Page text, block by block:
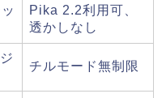
Pika 2.2利用可、
透かしなし
チルモード無制限